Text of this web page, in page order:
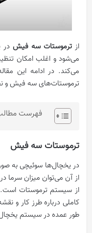
از ترموستات سه فیش در
می‌شود و اغلب امکان
می‌کند. در ادامه این
ترموستات‌های سه فیش و
فهرست
ترموستات سه فیش
در یخچال‌ها سوئیچی به
از آن می‌توان میزان سرما
از سیستم ترموستات است.
کاملی درباره طرز کار و
‌طور عمده در سیستم